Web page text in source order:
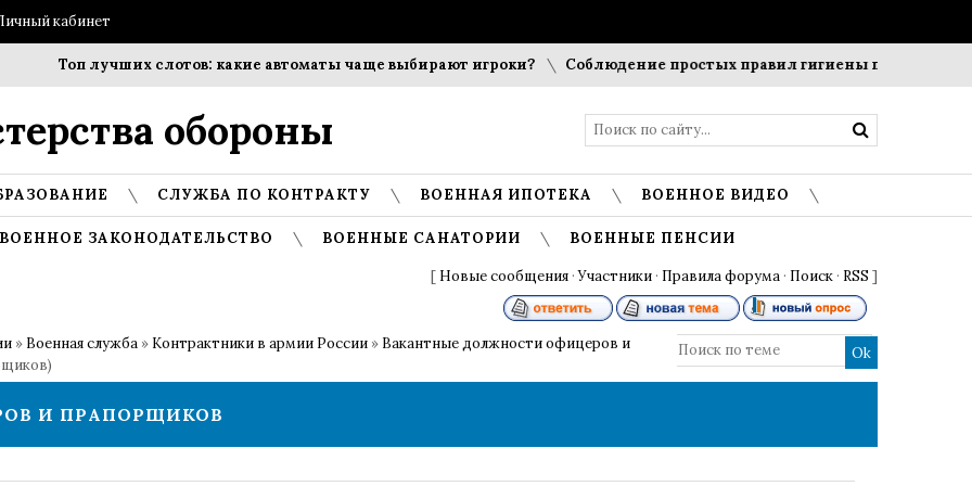
кабинет
Топ лучших слотов: какие автоматы чаще выбирают игроки? Соблюдение простых правил гигиены помогает
обороны
СЛУЖБА ПО КОНТРАКТУ ВОЕННАЯ ИПОТЕКА ВОЕННОЕ ВИДЕО
ВОЕННОЕ ЗАКОНОДАТЕЛЬСТВО ВОЕННЫЕ САНАТОРИИ ВОЕННЫЕ ПЕНСИИ
[ Новые сообщения ·Участники · Правила форума · Поиск · RSS ]
» Военная служба » Контрактники в армии России » Вакантные должности офицеров и
И ПРАПОРЩИКОВ